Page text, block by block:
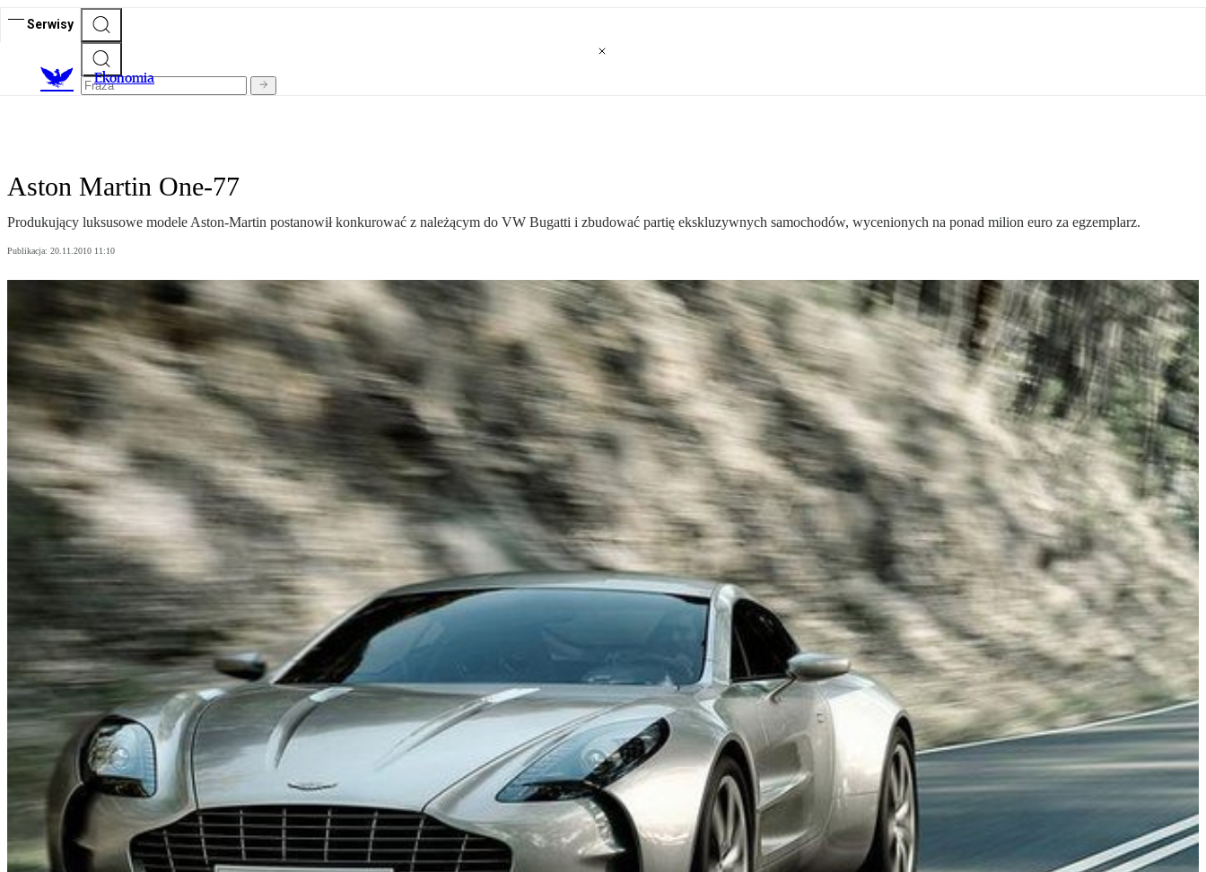
Serwisy
Ekonomia
Aston Martin One-77
Produkujący luksusowe modele Aston-Martin postanowił konkurować z należącym do VW Bugatti i zbudować partię ekskluzywnych samochodów, wycenionych na ponad milion euro za egzemplarz.
Publikacja: 20.11.2010 11:10